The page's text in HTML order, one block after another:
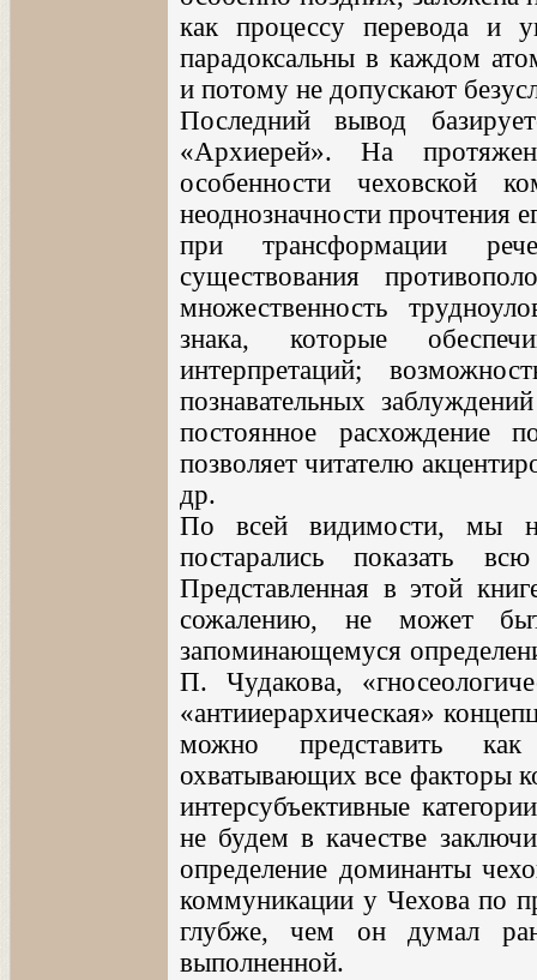
как процессу перевода и
парадоксальны в каждом
и потому не допускают
Последний вывод
«Архиерей». На
особенности чеховской
неоднозначности прочтения
при трансформации
существования
множественность
знака, которые
интерпретаций;
познавательных
постоянное расхождение
позволяет читателю
др.
По всей видимости, мы
постарались показать
Представленная в этой
сожалению, не может
запоминающемуся
П. Чудакова,
«антииерархическая»
можно представить как
охватывающих все факторы
интерсубъективные
не будем в качестве
определение доминанты
коммуникации у Чехова по
глубже, чем он думал
выполненной.